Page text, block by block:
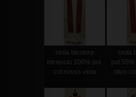
stola bicolore
intreccio 100% pol.
col.rosso viola
stola
olivo